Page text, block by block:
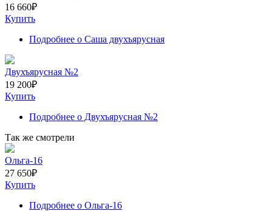
16 660₽
Купить
Подробнее о Саша двухъярусная
Двухъярусная №2
19 200₽
Купить
Подробнее о Двухъярусная №2
Так же смотрели
Ольга-16
27 650₽
Купить
Подробнее о Ольга-16